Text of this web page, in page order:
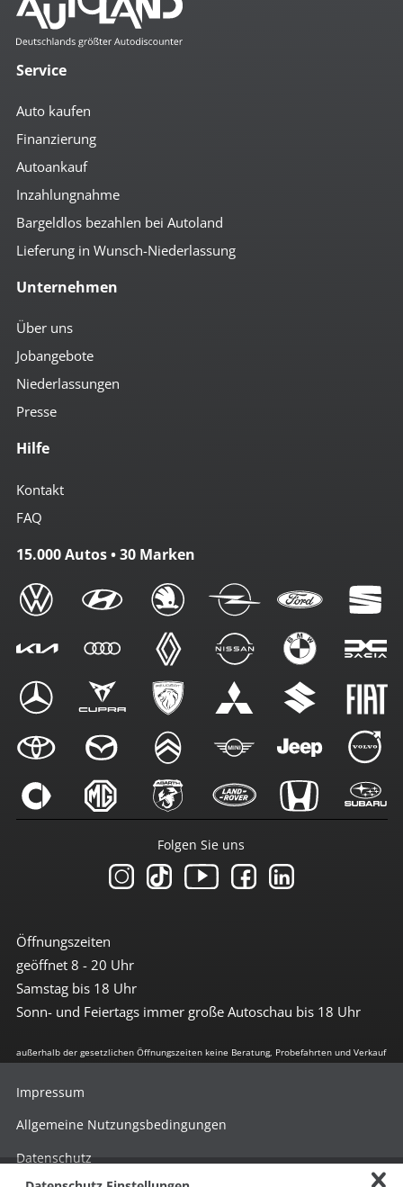
Service
Auto kaufen
Finanzierung
Autoankauf
Inzahlungnahme
Bargeldlos bezahlen bei Autoland
Lieferung in Wunsch-Niederlassung
Unternehmen
Über uns
Jobangebote
Niederlassungen
Presse
Hilfe
Kontakt
FAQ
15.000 Autos • 30 Marken
Öffnungszeiten
geöffnet 8 - 20 Uhr
Samstag bis 18 Uhr
Sonn- und Feiertags immer große Autoschau bis 18 Uhr
Folgen Sie uns
außerhalb der gesetzlichen Öffnungszeiten keine Beratung, Probefahrten und Verkauf
Impressum
Allgemeine Nutzungsbedingungen
Datenschutz